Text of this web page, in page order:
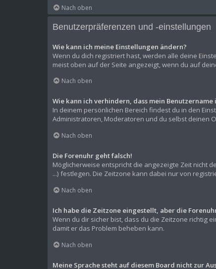
Nach oben
Benutzerpräferenzen und -einstellungen
Wie kann ich meine Einstellungen ändern?
Wenn du dich registriert hast, werden alle deine
meist oben auf der Seite angezeigt, wenn du auf
Nach oben
Wie kann ich verhindern, dass mein
In deinem persönlichen Bereich findest du in den
Administratoren, Moderatoren und du selbst deinen
Nach oben
Die Forenuhr geht falsch!
Möglicherweise entspricht die angezeigte Zeit nicht
...) festlegen. Die Zeitzone kann dabei nur von
Nach oben
Ich habe die Zeitzone eingestellt, aber die
Wenn du dir sicher bist, dass du die Zeitzone richtig
damit er das Problem beheben kann.
Nach oben
Meine Sprache steht auf diesem Board nicht zur